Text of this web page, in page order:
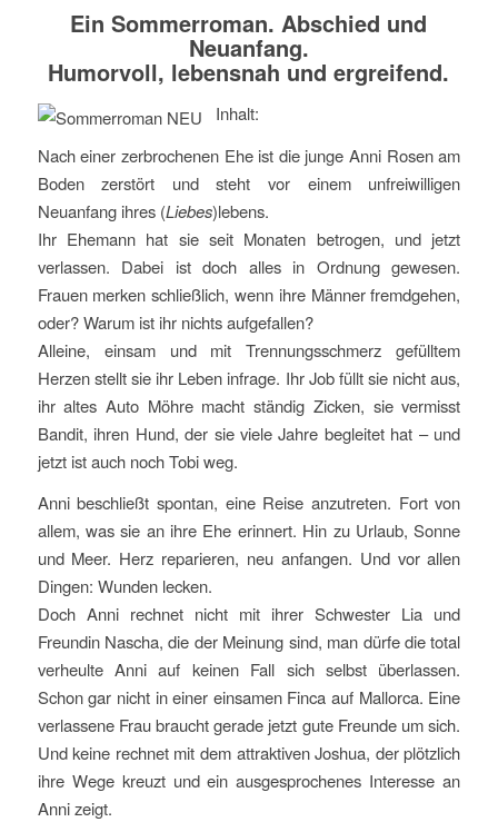
Ein Sommerroman. Abschied und
Neuanfang.
Humorvoll, lebensnah und ergreifend.
Inhalt:
Nach einer zerbrochenen Ehe ist die junge Anni Rosen am
Boden zerstört und steht vor einem unfreiwilligen
Neuanfang ihres (Liebes)lebens.
Ihr Ehemann hat sie seit Monaten betrogen, und jetzt
verlassen. Dabei ist doch alles in Ordnung gewesen.
Frauen merken schließlich, wenn ihre Männer fremdgehen,
oder? Warum ist ihr nichts aufgefallen?
Alleine, einsam und mit Trennungsschmerz gefülltem
Herzen stellt sie ihr Leben infrage. Ihr Job füllt sie nicht aus,
ihr altes Auto Möhre macht ständig Zicken, sie vermisst
Bandit, ihren Hund, der sie viele Jahre begleitet hat – und
jetzt ist auch noch Tobi weg.
Anni beschließt spontan, eine Reise anzutreten. Fort von
allem, was sie an ihre Ehe erinnert. Hin zu Urlaub, Sonne
und Meer. Herz reparieren, neu anfangen. Und vor allen
Dingen: Wunden lecken.
Doch Anni rechnet nicht mit ihrer Schwester Lia und
Freundin Nascha, die der Meinung sind, man dürfe die total
verheulte Anni auf keinen Fall sich selbst überlassen.
Schon gar nicht in einer einsamen Finca auf Mallorca. Eine
verlassene Frau braucht gerade jetzt gute Freunde um sich.
Und keine rechnet mit dem attraktiven Joshua, der plötzlich
ihre Wege kreuzt und ein ausgesprochenes Interesse an
Anni zeigt.